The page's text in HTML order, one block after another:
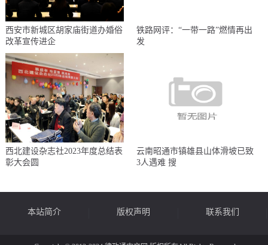
西安市新城区胡家庙街道办婚俗
改革宣传进企
铁路网评：“一带一路”燃情再出
发
西北建设杂志社2023年度总结表
彰大会圆
云南昭通市镇雄县山体滑坡已致
3人遇难 搜
本站简介 版权声明 联系我们